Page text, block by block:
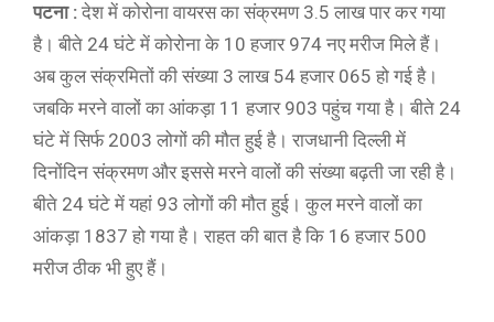
पटना : देश में कोरोना वायरस का संक्रमण 3.5 लाख पार कर गया
है। बीते 24 घंटे में कोरोना के 10 हजार 974 नए मरीज मिले हैं।
अब कुल संक्रमितों की संख्या 3 लाख 54 हजार 065 हो गई है।
जबकि मरने वालों का आंकड़ा 11 हजार 903 पहुंच गया है। बीते 24
घंटे में सिर्फ 2003 लोगों की मौत हुई है। राजधानी दिल्ली में
दिनोंदिन संक्रमण और इससे मरने वालों की संख्या बढ़ती जा रही है।
बीते 24 घंटे में यहां 93 लोगों की मौत हुई। कुल मरने वालों का
आंकड़ा 1837 हो गया है। राहत की बात है कि 16 हजार 500
मरीज ठीक भी हुए हैं।